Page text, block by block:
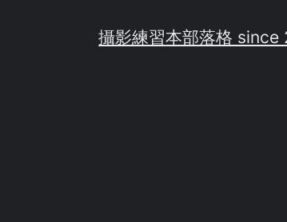
攝影練習本部落格 since